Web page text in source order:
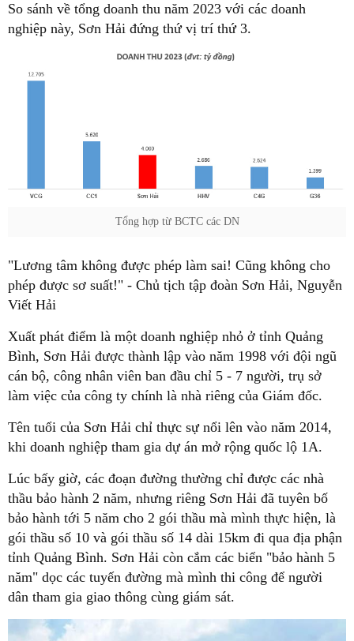
So sánh về tổng doanh thu năm 2023 với các doanh
nghiệp này, Sơn Hải đứng thứ vị trí thứ 3.
Tổng hợp từ BCTC các DN
"Lương tâm không được phép làm sai! Cũng không cho
phép được sơ suất!" - Chủ tịch tập đoàn Sơn Hải, Nguyễn
Viết Hải
Xuất phát điểm là một doanh nghiệp nhỏ ở tỉnh Quảng
Bình, Sơn Hải được thành lập vào năm 1998 với đội ngũ
cán bộ, công nhân viên ban đầu chỉ 5 - 7 người, trụ sở
làm việc của công ty chính là nhà riêng của Giám đốc.
Tên tuổi của Sơn Hải chỉ thực sự nổi lên vào năm 2014,
khi doanh nghiệp tham gia dự án mở rộng quốc lộ 1A.
Lúc bấy giờ, các đoạn đường thường chỉ được các nhà
thầu bảo hành 2 năm, nhưng riêng Sơn Hải đã tuyên bố
bảo hành tới 5 năm cho 2 gói thầu mà mình thực hiện, là
gói thầu số 10 và gói thầu số 14 dài 15km đi qua địa phận
tỉnh Quảng Bình. Sơn Hải còn cắm các biển "bảo hành 5
năm" dọc các tuyến đường mà mình thi công để người
dân tham gia giao thông cùng giám sát.